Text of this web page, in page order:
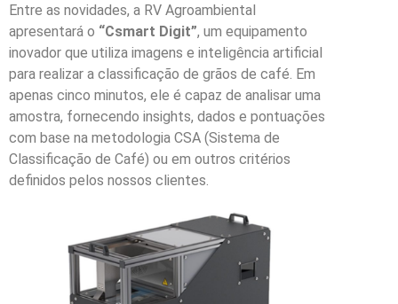
Entre as novidades, a RV Agroambiental
apresentará o “Csmart Digit”, um equipamento
inovador que utiliza imagens e inteligência artificial
para realizar a classificação de grãos de café. Em
apenas cinco minutos, ele é capaz de analisar uma
amostra, fornecendo insights, dados e pontuações
com base na metodologia CSA (Sistema de
Classificação de Café) ou em outros critérios
definidos pelos nossos clientes.